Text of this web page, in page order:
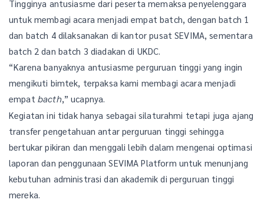
Tingginya antusiasme dari peserta memaksa penyelenggara
untuk membagi acara menjadi empat batch, dengan batch 1
dan batch 4 dilaksanakan di kantor pusat SEVIMA, sementara
batch 2 dan batch 3 diadakan di UKDC.
“Karena banyaknya antusiasme perguruan tinggi yang ingin
mengikuti bimtek, terpaksa kami membagi acara menjadi
empat bacth,” ucapnya.
Kegiatan ini tidak hanya sebagai silaturahmi tetapi juga ajang
transfer pengetahuan antar perguruan tinggi sehingga
bertukar pikiran dan menggali lebih dalam mengenai optimasi
laporan dan penggunaan SEVIMA Platform untuk menunjang
kebutuhan administrasi dan akademik di perguruan tinggi
mereka.